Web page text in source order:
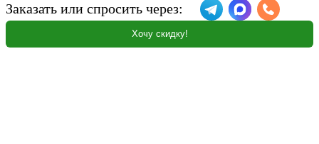
Заказать или спросить через:
Хочу скидку!